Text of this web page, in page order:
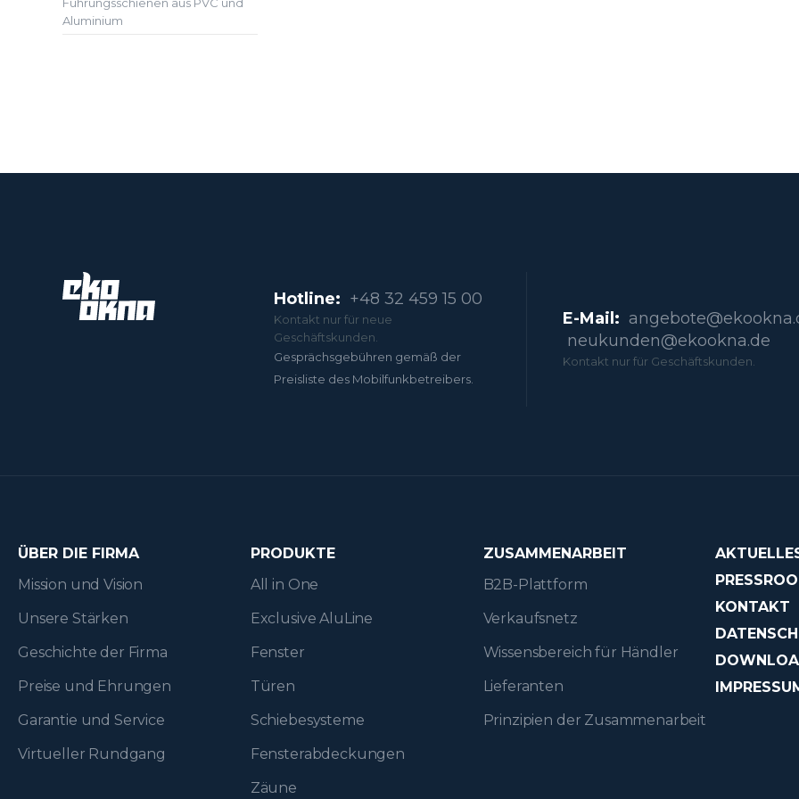
Aluminium
Hotline: +48 32 459 15 00
Kontakt nur für neue
Geschäftskunden.
Gesprächsgebühren gemäß der
Preisliste des Mobilfunkbetreibers.
E-Mail:
neukunden@ekookna.de
Kontakt nur für Geschäftskunden.
ÜBER DIE FIRMA
Mission und Vision
Unsere Stärken
Geschichte der Firma
Preise und Ehrungen
Garantie und Service
Virtueller Rundgang
PRODUKTE
All in One
Exclusive AluLine
Fenster
Türen
Schiebesysteme
Fenster­abdeckungen
Zäune
ZUSAMMENARBEIT
B2B-Plattform
Verkaufsnetz
Wissensbereich für Händler
Lieferanten
Prinzipien der Zusammenarbeit
KONTAKT